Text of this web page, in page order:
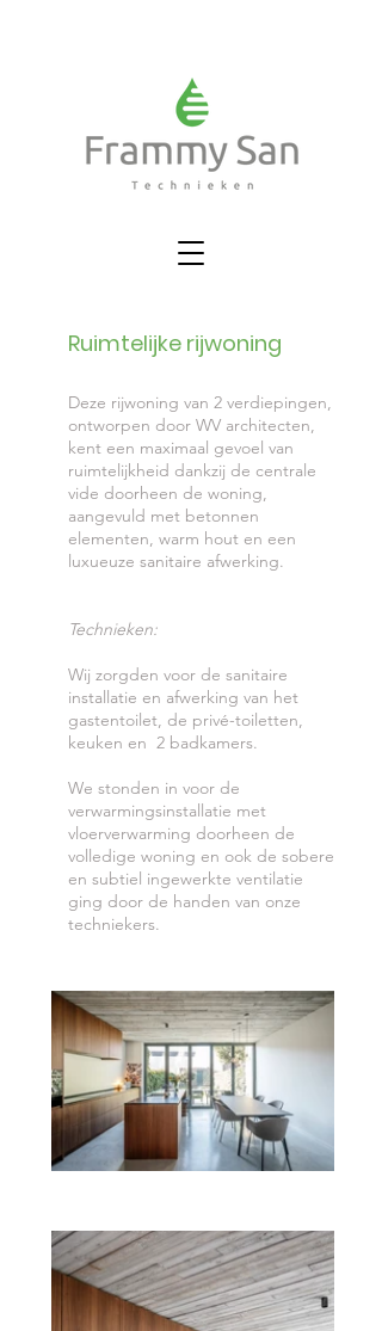
Ruimtelijke rijwoning
Deze rijwoning van 2 verdiepingen,
ontworpen door WV architecten,
kent een maximaal gevoel van
ruimtelijkheid dankzij de centrale
vide doorheen de woning,
aangevuld met betonnen
elementen, warm hout en een
luxueuze sanitaire afwerking.
Technieken:
Wij zorgden voor de sanitaire
installatie en afwerking van het
gastentoilet, de privé-toiletten,
keuken en 2 badkamers.
We stonden in voor de
verwarmingsinstallatie met
vloerverwarming doorheen de
volledige woning en ook de sobere
en subtiel ingewerkte ventilatie
ging door de handen van onze
techniekers.